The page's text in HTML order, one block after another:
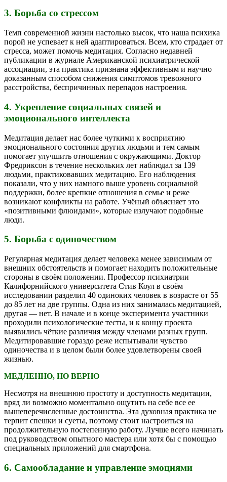
3. Борьба со стрессом
Темп современной жизни настолько высок, что наша психика
порой не успевает к ней адаптироваться. Всем, кто страдает от
стресса, может помочь медитация. Согласно недавней
публикации в журнале Американской психиатрической
ассоциации, эта практика признана эффективным и научно
доказанным способом снижения симптомов тревожного
расстройства, беспричинных перепадов настроения.
4. Укрепление социальных связей и
эмоционального интеллекта
Медитация делает нас более чуткими к восприятию
эмоционального состояния других людьми и тем самым
помогает улучшить отношения с окружающими. Доктор
Фредриксон в течение нескольких лет наблюдал за 139
людьми, практиковавших медитацию. Его наблюдения
показали, что у них намного выше уровень социальной
поддержки, более крепкие отношения в семье и реже
возникают конфликты на работе. Учёный объясняет это
«позитивными флюидами», которые излучают подобные
люди.
5. Борьба с одиночеством
Регулярная медитация делает человека менее зависимым от
внешних обстоятельств и помогает находить положительные
стороны в своём положении. Профессор психиатрии
Калифорнийского университета Стив Коул в своём
исследовании разделил 40 одиноких человек в возрасте от 55
до 85 лет на две группы. Одна из них занималась медитацией,
другая — нет. В начале и в конце эксперимента участники
проходили психологические тесты, и к концу проекта
выявились чёткие различия между членами разных групп.
Медитировавшие гораздо реже испытывали чувство
одиночества и в целом были более удовлетворены своей
жизнью.
МЕДЛЕННО, НО ВЕРНО
Несмотря на внешнюю простоту и доступность медитации,
вряд ли возможно моментально ощутить на себе все ее
вышеперечисленные достоинства. Эта духовная практика не
терпит спешки и суеты, поэтому стоит настроиться на
продолжительную постепенную работу. Лучше всего начинать
под руководством опытного мастера или хотя бы с помощью
специальных приложений для смартфона.
6. Самообладание и управление эмоциями